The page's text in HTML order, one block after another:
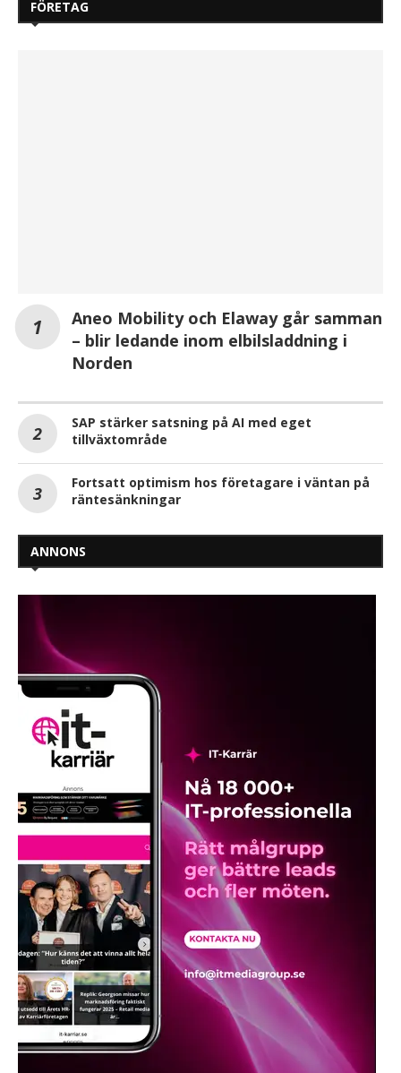
FÖRETAG
Aneo Mobility och Elaway går samman
– blir ledande inom elbilsladdning i
Norden
SAP stärker satsning på AI med eget
tillväxtområde
Fortsatt optimism hos företagare i väntan på
räntesänkningar
ANNONS